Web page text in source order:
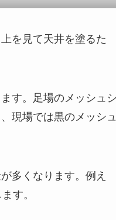
を見て天井を塗るた
す。足場のメッシュ
現場では黒のメッシ
多くなります。例え
す。